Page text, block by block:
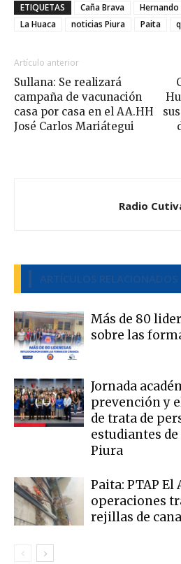
ETIQUETAS Caña Brava
Hernando
La Huaca
noticias Piura Paita
Artículo anterior
Sullana: Se realizará
campaña de vacunación
casa por casa en el AA.HH
José Carlos Mariátegui
Radio
ARTÍCULOS RELACIONADOS
Más de 80
sobre las
Jornada
prevención y
de trata de
estudiantes de
Piura
Paita: PTAP
operaciones
rejillas de